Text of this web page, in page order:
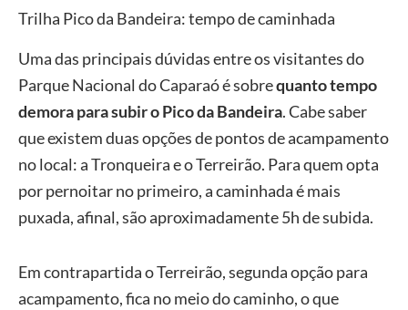
Trilha Pico da Bandeira: tempo de caminhada
Uma das principais dúvidas entre os visitantes do
Parque Nacional do Caparaó é sobrequanto tempo
demora para subir o Pico da Bandeira. Cabe saber
que existem duas opções de pontos de acampamento
no local: a Tronqueira e o Terreirão. Para quem opta
por pernoitar no primeiro, a caminhada é mais
puxada, afinal, são aproximadamente 5h de subida.
Em contrapartida o Terreirão, segunda opção para
acampamento, fica no meio do caminho, o que